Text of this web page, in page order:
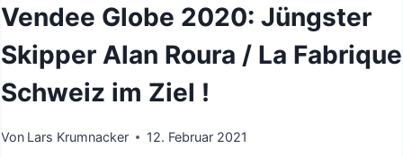
Vendee Globe 2020: Jüngster
Skipper Alan Roura / La Fabrique
Schweiz im Ziel !
Von Lars Krumnacker 12. Februar 2021